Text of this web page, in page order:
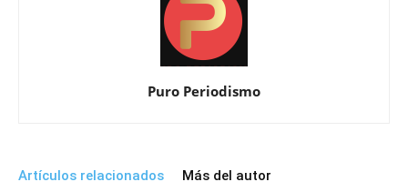
Puro Periodismo
Artículos relacionados Más del autor